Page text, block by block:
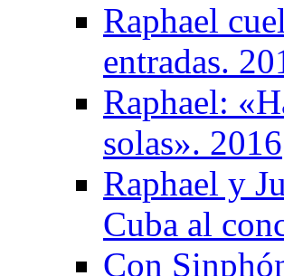
Raphael
entradas.
Raphael:
solas». 2016
Raphael y
Cuba al
Con